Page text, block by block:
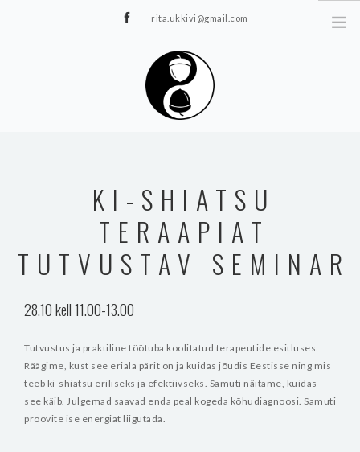
rita.ukkivi@gmail.com
JOOGA/PILATES
TERAAPIA
TIIMIDELE
KI-SHIATSU
TERAAPIAT
TUTVUSTAV SEMINAR
28.10 kell 11.00-13.00
Tutvustus ja praktiline töötuba koolitatud terapeutide esitluses.
Räägime, kust see eriala pärit on ja kuidas jõudis Eestisse ning mis
teeb ki-shiatsu eriliseks ja efektiivseks. Samuti näitame, kuidas
see käib. Julgemad saavad enda peal kogeda kõhudiagnoosi. Samuti
proovite ise energiat liigutada.